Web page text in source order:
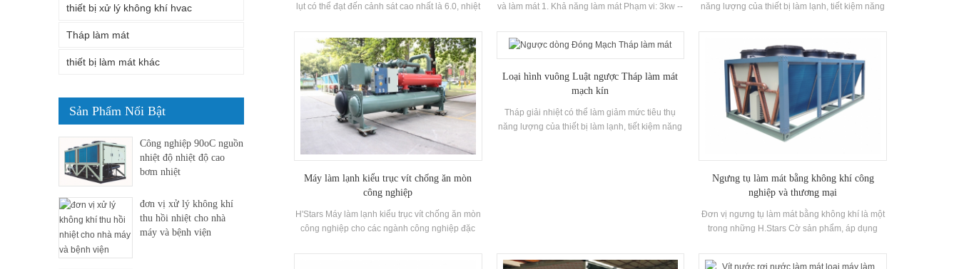
lụt có thể đạt đến cảnh sát cao nhất là 6.0, nhiệt
nhấtNhiệt độ ổ cắm là 50oC
và làm mát 1. Khả năng làm mát Phạm vi: 3kw --
470m3 / H ----- 3070m3 / H
năng lượng của thiết bị làm lạnh, tiết kiệm năng
làm lạnh, và phù hợp với nhiều loại khí hậu.
Kích thước nhỏ, chiều cao thấp, trọng lượng
nhẹ, đẹp mắt, nhỏ gọn trong cấu trúc và ánh
sáng chiều cao, đặc biệt phù hợp để lắp đặt
trong trong nhà và ban công Chiều cao hẹp của
trang web bị hạn chế và hiệu ứng làm mát là tốt
và tiếng ồn đang chạy là thấp.
Máy làm lạnh kiểu trục vít chống ăn mòn
công nghiệp
H'Stars Máy làm lạnh kiểu trục vít chống ăn mòn
công nghiệp cho các ngành công nghiệp đặc
sẵn cho tùy chỉnh với 60-3200kW và có thể
Loại hình vuông Luật ngược Tháp làm mát
mạch kín
Tháp giải nhiệt có thể làm giảm mức tiêu thụ
năng lượng của thiết bị làm lạnh, tiết kiệm năng
Ngưng tụ làm mát bằng không khí công
nghiệp và thương mại
Đơn vị ngưng tụ làm mát bằng không khí là một
trong những H.Stars Cờ sản phẩm, áp dụng
và thương mại để chế biến thực phẩm, điện
thiết bị xử lý không khí hvac
Tháp làm mát
thiết bị làm mát khác
Sản Phẩm Nổi Bật
Công nghiệp 90oC nguồn
nhiệt độ nhiệt độ cao
bơm nhiệt
đơn vị xử lý không khí
thu hồi nhiệt cho nhà
máy và bệnh viện